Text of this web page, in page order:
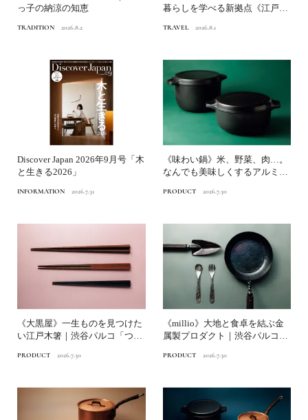
っ子の納涼の知恵
TRADITION 2026.8.2
暮らしを学べる新拠点《江戸東
TRAVEL 2026.8.1
Discover Japan 2026年9月号「木
と生きる2026」
INFORMATION 2026.7.31
《味わい鍋》米、野菜、肉…。
なんでも美味しくするアルミ鋳
PRODUCT 2026.7.30
《大黒屋》一生ものを見つけた
い江戸木箸｜渋谷パルコ「つく
PRODUCT 2026.7.30
《millio》大地と食卓を結ぶ金
属製プロダクト｜渋谷パルコ
PRODUCT 2026.7.30